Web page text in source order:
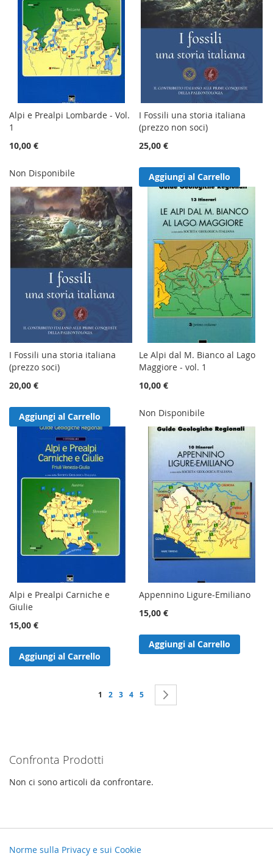
Alpi e Prealpi Lombarde - Vol.
1
10,00 €
Non Disponibile
I Fossili una storia italiana
(prezzo non soci)
25,00 €
Aggiungi al Carrello
I Fossili una storia italiana
(prezzo soci)
20,00 €
Aggiungi al Carrello
Le Alpi dal M. Bianco al Lago
Maggiore - vol. 1
10,00 €
Non Disponibile
Alpi e Prealpi Carniche e
Giulie
15,00 €
Aggiungi al Carrello
Appennino Ligure-Emiliano
15,00 €
Aggiungi al Carrello
Pagina
Attualmente stai leggendo la pagina
1 Pagina
2 Pagina
3 Pagina
4 Pagina
5
Confronta Prodotti
Non ci sono articoli da confrontare.
Norme sulla Privacy e sui Cookie